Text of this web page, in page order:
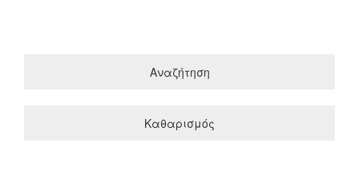
Αναζήτηση
Καθαρισμός